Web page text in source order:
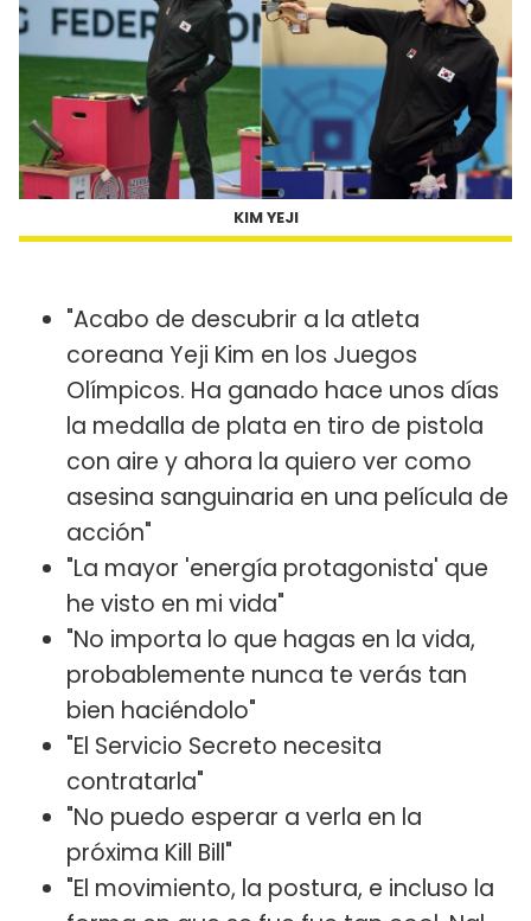
KIM YEJI
"Acabo de descubrir a la atleta
coreana Yeji Kim en los Juegos
Olímpicos. Ha ganado hace unos días
la medalla de plata en tiro de pistola
con aire y ahora la quiero ver como
asesina sanguinaria en una película de
acción"
"La mayor 'energía protagonista' que
he visto en mi vida"
"No importa lo que hagas en la vida,
probablemente nunca te verás tan
bien haciéndolo"
"El Servicio Secreto necesita
contratarla"
"No puedo esperar a verla en la
próxima Kill Bill"
"El movimiento, la postura, e incluso la